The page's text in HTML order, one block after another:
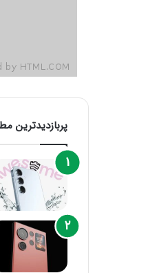
پربازدیدترین